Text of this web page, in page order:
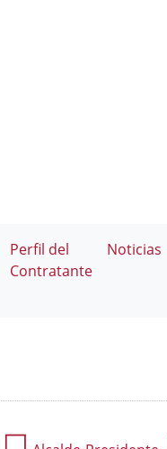
Perfil del
Contratante
Noticias